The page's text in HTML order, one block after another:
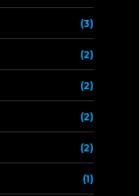
(3)
(2)
(2)
(2)
(2)
(1)